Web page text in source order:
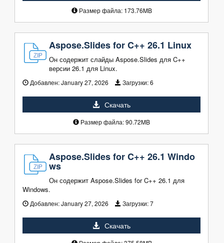
Размер файла: 173.76MB
Aspose.Slides for C++ 26.1 Linux
Он содержит слайды Aspose.Slides для C++
версии 26.1 для Linux.
Добавлен:January 27, 2026 Загрузки:6
Скачать
Размер файла: 90.72MB
Aspose.Slides for C++ 26.1 Windo
ws
Он содержит Aspose.Slides for C++ 26.1 для
Windows.
Добавлен:January 27, 2026 Загрузки:7
Скачать